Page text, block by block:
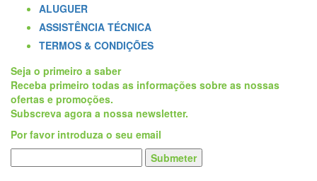
ALUGUER
ASSISTÊNCIA TÉCNICA
TERMOS & CONDIÇÕES
Seja o primeiro a saber
Receba primeiro todas as informações sobre as nossas
ofertas e promoções.
Subscreva agora a nossa newsletter.
Por favor introduza o seu email
Submeter